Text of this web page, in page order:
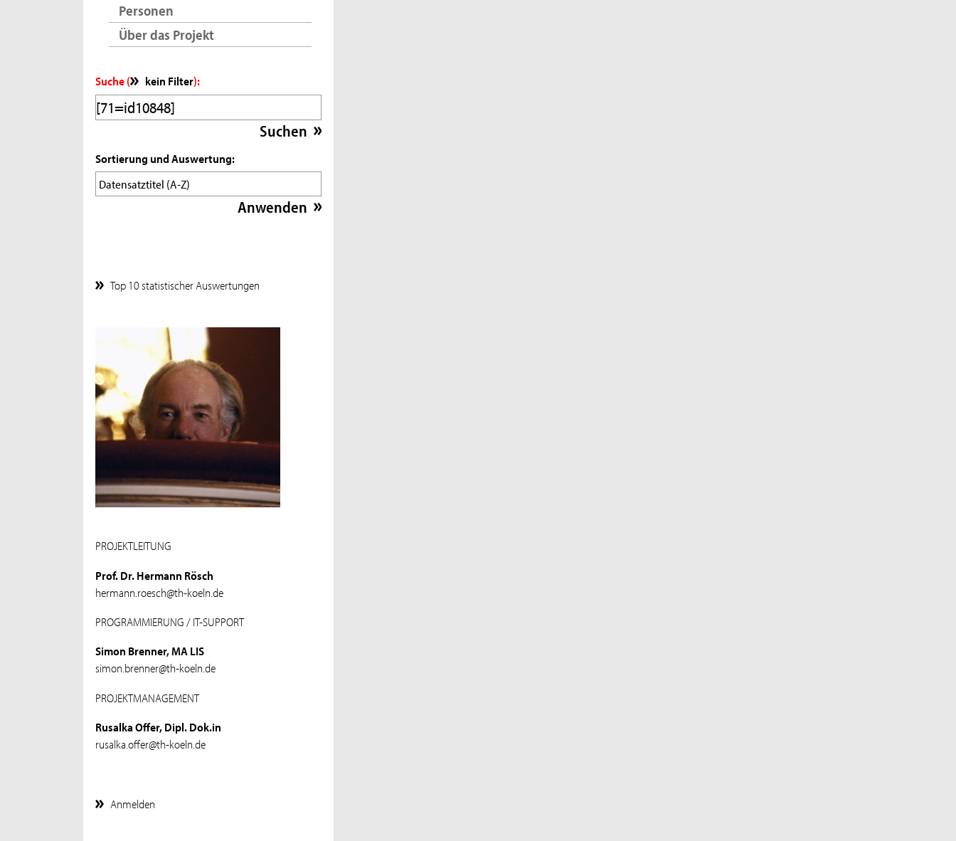
Personen
Über das Projekt
Suche ( kein Filter):
Sortierung und Auswertung:
Top 10 statistischer Auswertungen
PROJEKTLEITUNG
Prof. Dr. Hermann Rösch
hermann.roesch@th-koeln.de
PROGRAMMIERUNG / IT-SUPPORT
Simon Brenner, MA LIS
simon.brenner@th-koeln.de
PROJEKTMANAGEMENT
Rusalka Offer, Dipl. Dok.in
rusalka.offer@th-koeln.de
Anmelden